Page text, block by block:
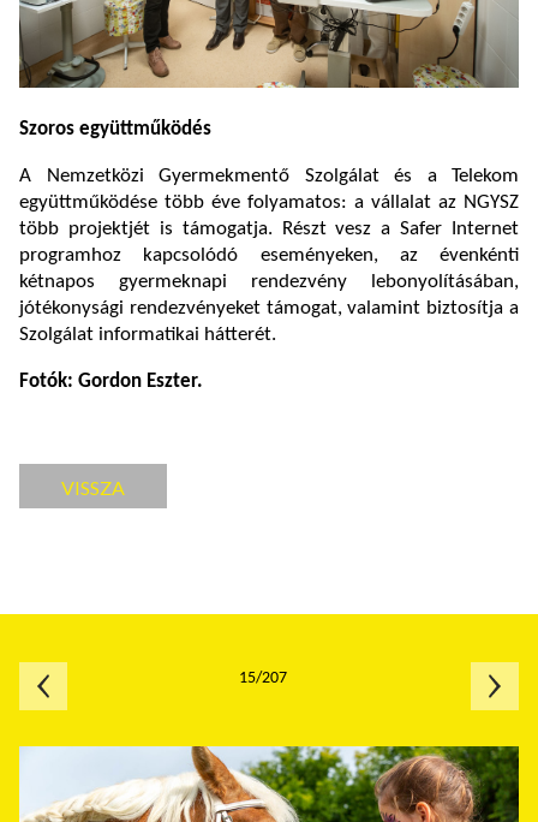
Szoros együttműködés
A Nemzetközi Gyermekmentő Szolgálat és a Telekom
együttműködése több éve folyamatos: a vállalat az NGYSZ
több projektjét is támogatja. Részt vesz a Safer Internet
programhoz kapcsolódó eseményeken, az évenkénti
kétnapos gyermeknapi rendezvény lebonyolításában,
jótékonysági rendezvényeket támogat, valamint biztosítja a
Szolgálat informatikai hátterét.
Fotók: Gordon Eszter.
VISSZA
15/207